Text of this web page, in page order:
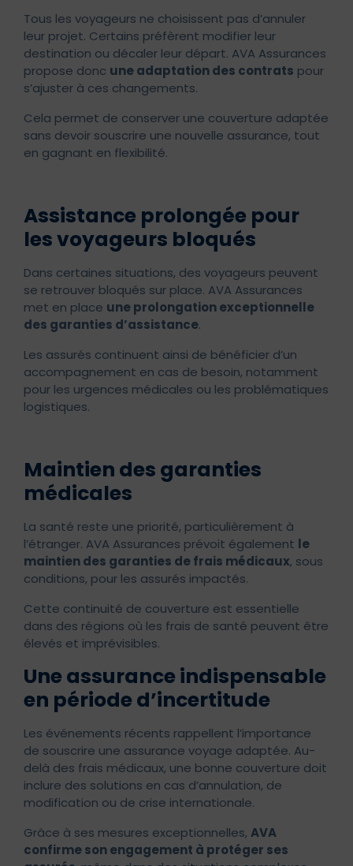
Tous les voyageurs ne choisissent pas d’annuler
leur projet. Certains préfèrent modifier leur
destination ou décaler leur départ. AVA Assurances
propose donc une adaptation des contrats pour
s’ajuster à ces changements.
Cela permet de conserver une couverture adaptée
sans devoir souscrire une nouvelle assurance, tout
en gagnant en flexibilité.
Assistance prolongée pour
les voyageurs bloqués
Dans certaines situations, des voyageurs peuvent
se retrouver bloqués sur place. AVA Assurances
met en place une prolongation exceptionnelle
des garanties d’assistance.
Les assurés continuent ainsi de bénéficier d’un
accompagnement en cas de besoin, notamment
pour les urgences médicales ou les problématiques
logistiques.
Maintien des garanties
médicales
La santé reste une priorité, particulièrement à
l’étranger. AVA Assurances prévoit également le
maintien des garanties de frais médicaux, sous
conditions, pour les assurés impactés.
Cette continuité de couverture est essentielle
dans des régions où les frais de santé peuvent être
élevés et imprévisibles.
Une assurance indispensable
en période d’incertitude
Les événements récents rappellent l’importance
de souscrire une assurance voyage adaptée. Au-
delà des frais médicaux, une bonne couverture doit
inclure des solutions en cas d’annulation, de
modification ou de crise internationale.
Grâce à ses mesures exceptionnelles, AVA
confirme son engagement à protéger ses